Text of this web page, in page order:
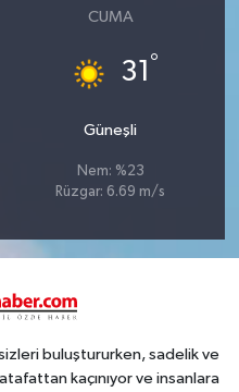
CUMA
31 °
Güneşli
Nem: %23
Rüzgar: 6.69 m/s
buluştururken, sadelik ve
kaçınıyor ve insanlara